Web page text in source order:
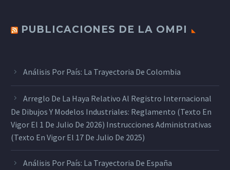
PUBLICACIONES DE LA OMPI
Análisis Por País: La Trayectoria De Colombia
Arreglo De La Haya Relativo Al Registro Internacional
De Dibujos Y Modelos Industriales: Reglamento (texto En
Vigor El 1 De Julio De 2026) Instrucciones Administrativas
(texto En Vigor El 17 De Julio De 2025)
Análisis Por País: La Trayectoria De España